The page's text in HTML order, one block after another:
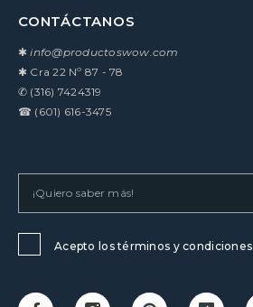
CONTÁCTANOS
✱ info@productoswow.com
✱ Cra 22 Nº 87 - 78
✆ (316) 7424319
☎ (601) 616-3475
Acepto los términos y condiciones